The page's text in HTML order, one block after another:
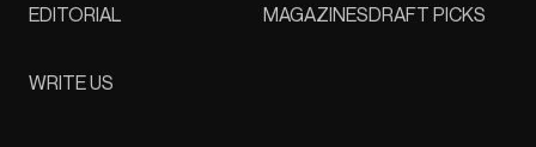
EDITORIAL
MAGAZINESDRAFT PICKS
WRITE US